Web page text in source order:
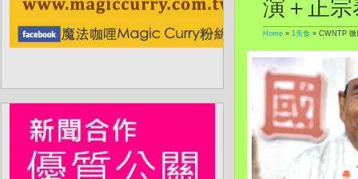
演＋正宗
Home » 1美食 » CWNTP 微